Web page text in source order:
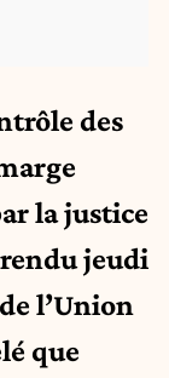
des
la justice
jeudi
l’Union
que